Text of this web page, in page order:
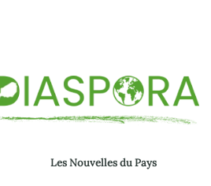
Les Nouvelles du Pays